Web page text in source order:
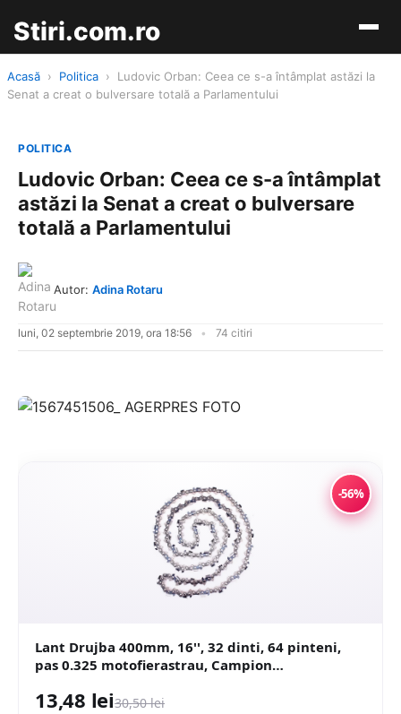
Stiri.com.ro
Acasă › Politica ›
Ludovic Orban: Ceea ce s-a întâmplat astăzi la
Senat a creat o bulversare totală a Parlamentului
POLITICA
Ludovic Orban: Ceea ce s-a întâmplat
astăzi la Senat a creat o bulversare
totală a Parlamentului
Autor: Adina Rotaru
luni, 02 septembrie 2019, ora 18:56 74 citiri
-56%
Lant Drujba 400mm, 16'', 32 dinti, 64 pinteni,
pas 0.325 motofierastrau, Campion
13,48 lei30,50 lei